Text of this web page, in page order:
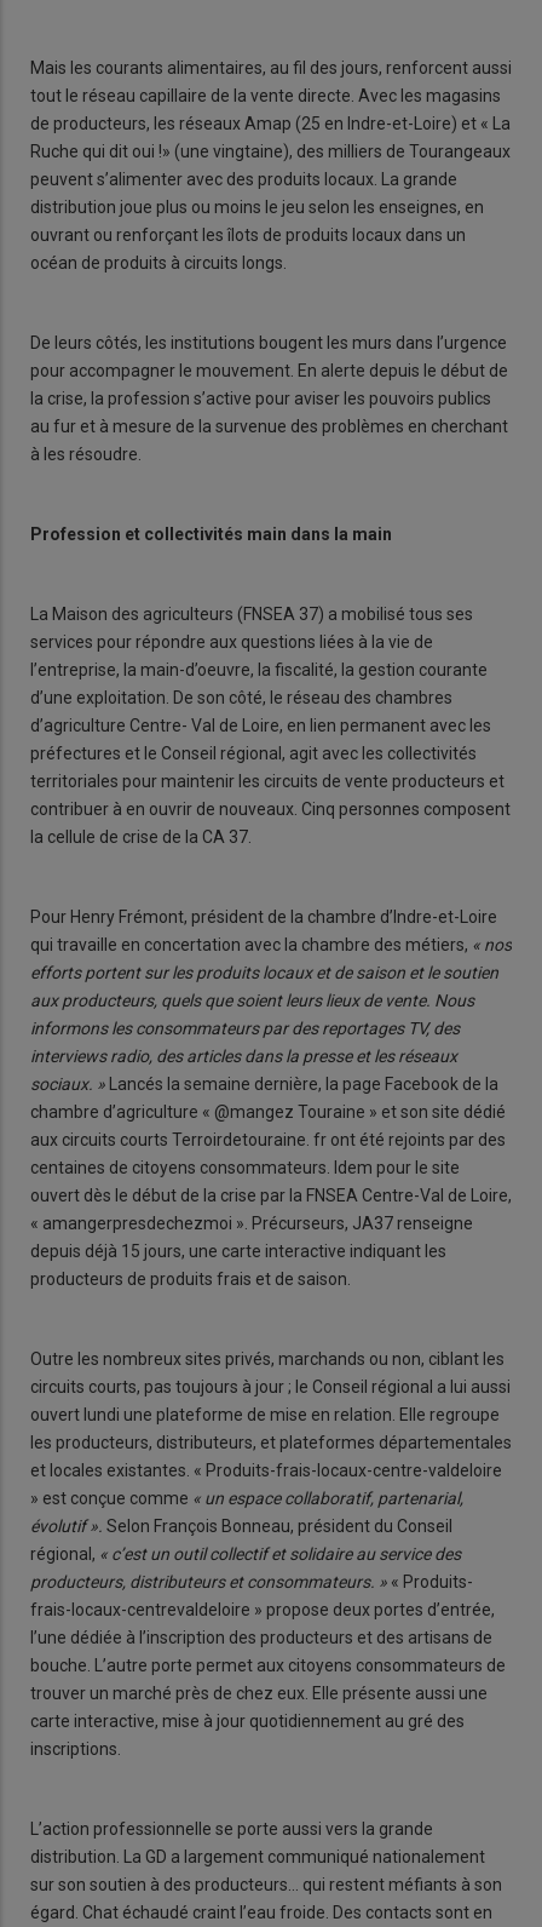
Mais les courants alimentaires, au fil des jours, renforcent aussi
tout le réseau capillaire de la vente directe. Avec les magasins
de producteurs, les réseaux Amap (25 en Indre-et-Loire) et « La
Ruche qui dit oui !» (une vingtaine), des milliers de Tourangeaux
peuvent s’alimenter avec des produits locaux. La grande
distribution joue plus ou moins le jeu selon les enseignes, en
ouvrant ou renforçant les îlots de produits locaux dans un
océan de produits à circuits longs.
De leurs côtés, les institutions bougent les murs dans l’urgence
pour accompagner le mouvement. En alerte depuis le début de
la crise, la profession s’active pour aviser les pouvoirs publics
au fur et à mesure de la survenue des problèmes en cherchant
à les résoudre.
Profession et collectivités main dans la main
La Maison des agriculteurs (FNSEA 37) a mobilisé tous ses
services pour répondre aux questions liées à la vie de
l’entreprise, la main-d’oeuvre, la fiscalité, la gestion courante
d’une exploitation. De son côté, le réseau des chambres
d’agriculture Centre- Val de Loire, en lien permanent avec les
préfectures et le Conseil régional, agit avec les collectivités
territoriales pour maintenir les circuits de vente producteurs et
contribuer à en ouvrir de nouveaux. Cinq personnes composent
la cellule de crise de la CA 37.
Pour Henry Frémont, président de la chambre d’Indre-et-Loire
qui travaille en concertation avec la chambre des métiers, « nos
efforts portent sur les produits locaux et de saison et le soutien
aux producteurs, quels que soient leurs lieux de vente. Nous
informons les consommateurs par des reportages TV, des
interviews radio, des articles dans la presse et les réseaux
sociaux. » Lancés la semaine dernière, la page Facebook de la
chambre d’agriculture « @mangez Touraine » et son site dédié
aux circuits courts Terroirdetouraine. fr ont été rejoints par des
centaines de citoyens consommateurs. Idem pour le site
ouvert dès le début de la crise par la FNSEA Centre-Val de Loire,
« amangerpresdechezmoi ». Précurseurs, JA37 renseigne
depuis déjà 15 jours, une carte interactive indiquant les
producteurs de produits frais et de saison.
Outre les nombreux sites privés, marchands ou non, ciblant les
circuits courts, pas toujours à jour ; le Conseil régional a lui aussi
ouvert lundi une plateforme de mise en relation. Elle regroupe
les producteurs, distributeurs, et plateformes départementales
et locales existantes. « Produits-frais-locaux-centre-valdeloire
» est conçue comme « un espace collaboratif, partenarial,
évolutif ». Selon François Bonneau, président du Conseil
régional, « c’est un outil collectif et solidaire au service des
producteurs, distributeurs et consommateurs. » « Produits-
frais-locaux-centrevaldeloire » propose deux portes d’entrée,
l’une dédiée à l’inscription des producteurs et des artisans de
bouche. L’autre porte permet aux citoyens consommateurs de
trouver un marché près de chez eux. Elle présente aussi une
carte interactive, mise à jour quotidiennement au gré des
inscriptions.
L’action professionnelle se porte aussi vers la grande
distribution. La GD a largement communiqué nationalement
sur son soutien à des producteurs… qui restent méfiants à son
égard. Chat échaudé craint l’eau froide. Des contacts sont en